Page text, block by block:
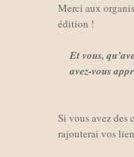
Merci aux
édition !
Et vous,
avez-vous
Si vous avez des
rajouterai vos